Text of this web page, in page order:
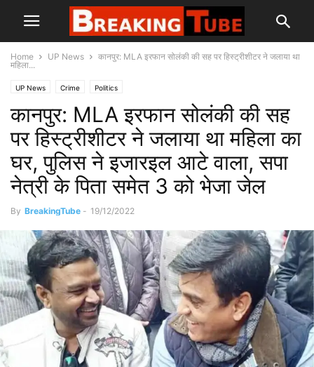
Home UP News
कानपुर: MLA इरफान सोलंकी की सह पर हिस्ट्रीशीटर ने जलाया था
महिला...
UP News Crime Politics
कानपुर: MLA इरफान सोलंकी की सह
पर हिस्ट्रीशीटर ने जलाया था महिला का
घर, पुलिस ने इजारइल आटे वाला, सपा
नेत्री के पिता समेत 3 को भेजा जेल
By BreakingTube - 19/12/2022